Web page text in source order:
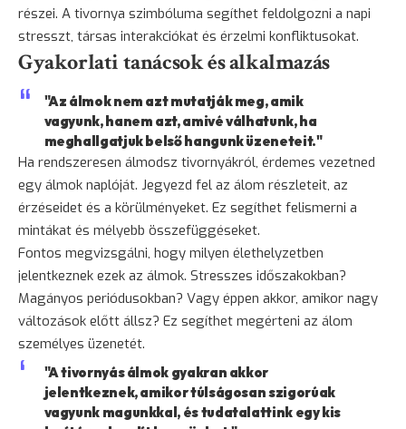
részei. A tivornya szimbóluma segíthet feldolgozni a napi
stresszt, társas interakciókat és érzelmi konfliktusokat.
Gyakorlati tanácsok és alkalmazás
"Az álmok nem azt mutatják meg, amik
vagyunk, hanem azt, amivé válhatunk, ha
meghallgatjuk belső hangunk üzeneteit."
Ha rendszeresen álmodsz tivornyákról, érdemes vezetned
egy álmok naplóját. Jegyezd fel az álom részleteit, az
érzéseidet és a körülményeket. Ez segíthet felismerni a
mintákat és mélyebb összefüggéseket.
Fontos megvizsgálni, hogy milyen élethelyzetben
jelentkeznek ezek az álmok. Stresszes időszakokban?
Magányos periódusokban? Vagy éppen akkor, amikor nagy
változások előtt állsz? Ez segíthet megérteni az álom
személyes üzenetét.
"A tivornyás álmok gyakran akkor
jelentkeznek, amikor túlságosan szigorúak
vagyunk magunkkal, és tudatalattink egy kis